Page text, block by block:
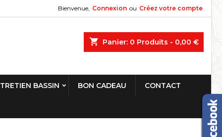
Bienvenue, Connexion ou Créez votre compte
shopping_cart Panier: 0 Produits - 0,00 €
BASSIN BON CADEAU CONTACT